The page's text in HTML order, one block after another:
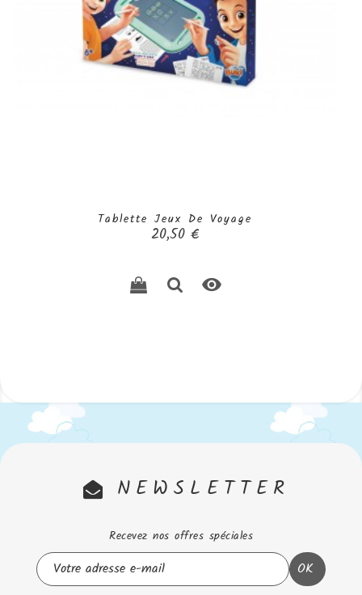
Tablette Jeux De Voyage
Prix
20,50 €

NEWSLETTER
Recevez nos offres spéciales